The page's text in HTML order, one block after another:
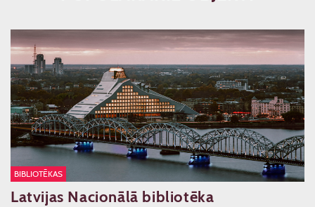
BIBLIOTĒKAS
Latvijas Nacionālā bibliotēka